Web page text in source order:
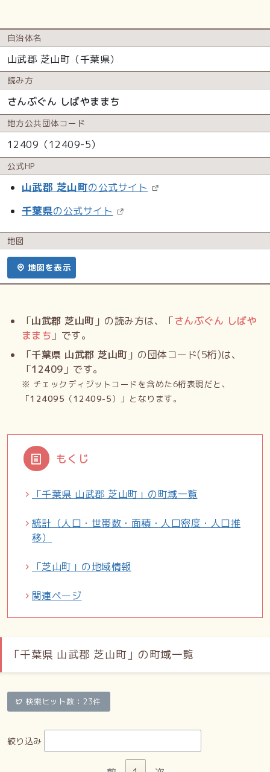
自治体名
山武郡 芝山町（千葉県）
読み方
さんぶぐん しばやままち
地方公共団体コード
12409（12409-5）
公式HP
山武郡 芝山町の公式サイト
千葉県の公式サイト
地図
地図を表示
「山武郡 芝山町 」の読み方は、「さんぶぐん しばや
ままち 」です。
「千葉県 山武郡 芝山町 」の団体コード(5桁)は、
「12409 」です。
※ チェックディジットコードを含めた6桁表現だと、
「124095 （12409-5）」となります。
もくじ
「千葉県 山武郡 芝山町」の町域一覧
統計（人口・世帯数・面積・人口密度・人口推
移）
「芝山町」の地域情報
関連ページ
「千葉県 山武郡 芝山町」の町域一覧
検索ヒット数：23件
絞り込み